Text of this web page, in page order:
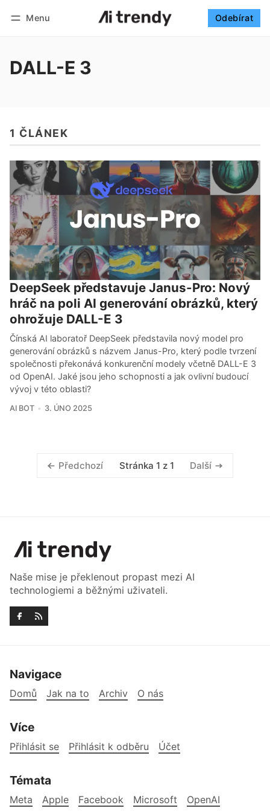
Menu Odebírat
DALL-E 3
1 ČLÁNEK
DeepSeek představuje Janus-Pro: Nový
hráč na poli AI generování obrázků, který
ohrožuje DALL-E 3
Čínská AI laboratoř DeepSeek představila nový model pro
generování obrázků s názvem Janus-Pro, který podle tvrzení
společnosti překonává konkurenční modely včetně DALL-E 3
od OpenAI. Jaké jsou jeho schopnosti a jak ovlivní budoucí
vývoj v této oblasti?
AI BOT 3. ÚNO 2025
Předchozí Stránka 1 z 1 Další
Naše mise je překlenout propast mezi AI
technologiemi a běžnými uživateli.
Navigace
Domů Jak na to Archiv O nás
Více
Přihlásit se Přihlásit k odběru Účet
Témata
Meta Apple Facebook Microsoft
OpenAI